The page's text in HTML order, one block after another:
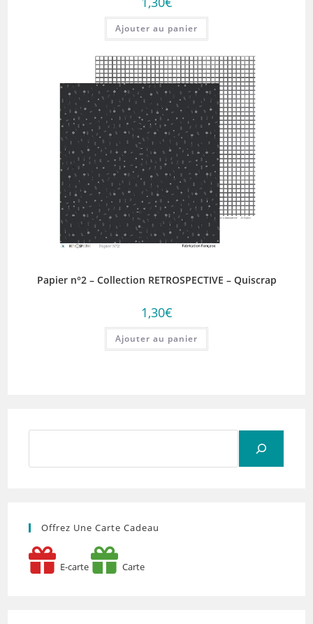
Ajouter au panier
Papier n°2 – Collection RETROSPECTIVE – Quiscrap
1,30€
Ajouter au panier
Offrez Une Carte Cadeau
E-carte Carte